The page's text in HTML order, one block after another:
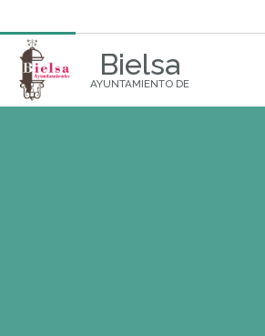
Bielsa
AYUNTAMIENTO DE